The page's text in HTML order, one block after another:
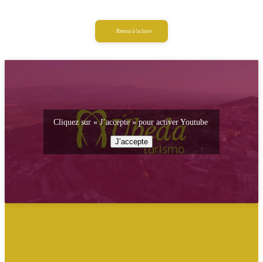
Retour à la liste
Cliquez sur « J’accepte » pour activer Youtube
J’accepte